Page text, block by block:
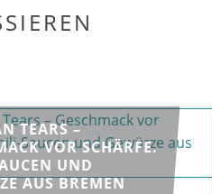
TEARS –
VOR SCHÄRFE.
UND
AUS BREMEN